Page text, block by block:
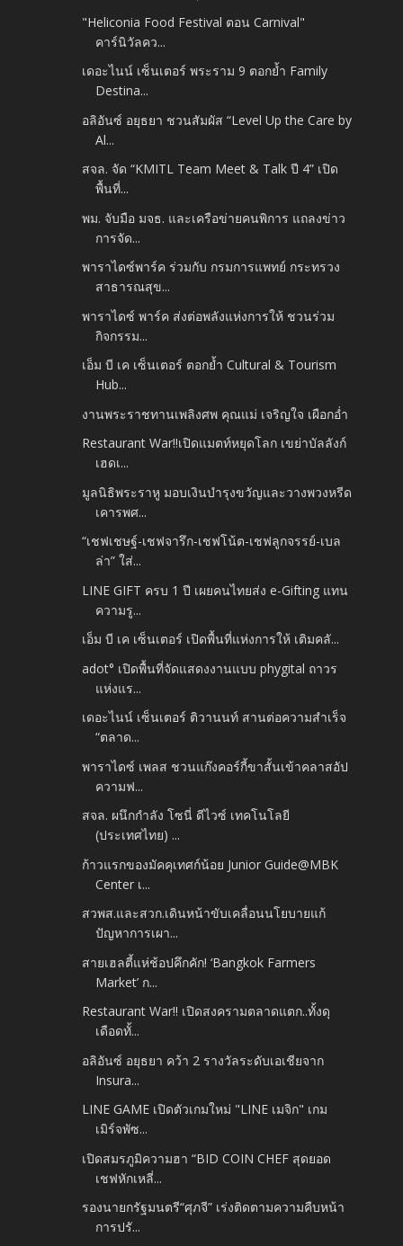
"Heliconia Food Festival ตอน Carnival"
คาร์นิวัลคว...
เดอะไนน์ เซ็นเตอร์ พระราม 9 ตอกย้ำ Family
Destina...
อลิอันซ์ อยุธยา ชวนสัมผัส “Level Up the Care by
Al...
สจล. จัด “KMITL Team Meet & Talk ปี 4” เปิด
พื้นที่...
พม. จับมือ มจธ. และเครือข่ายคนพิการ แถลงข่าว
การจัด...
พาราไดซ์พาร์ค ร่วมกับ กรมการแพทย์ กระทรวง
สาธารณสุข...
พาราไดซ์ พาร์ค ส่งต่อพลังแห่งการให้ ชวนร่วม
กิจกรรม...
เอ็ม บี เค เซ็นเตอร์ ตอกย้ำ Cultural & Tourism
Hub...
งานพระราชทานเพลิงศพ คุณแม่ เจริญใจ เผือกอ่ำ
Restaurant War!!เปิดแมตท์หยุดโลก เขย่าบัลลังก์
เฮดเ...
มูลนิธิพระราหู มอบเงินบำรุงขวัญและวางพวงหรีด
เคารพศ...
“เชฟเชษฐ์-เชฟจารึก-เชฟโน้ต-เชฟลูกจรรย์-เบล
ล่า” ใส่...
LINE GIFT ครบ 1 ปี เผยคนไทยส่ง e-Gifting แทน
ความรู...
เอ็ม บี เค เซ็นเตอร์ เปิดพื้นที่แห่งการให้ เติมคลั...
adot° เปิดพื้นที่จัดแสดงงานแบบ phygital ถาวร
แห่งแร...
เดอะไนน์ เซ็นเตอร์ ติวานนท์ สานต่อความสำเร็จ
“ตลาด...
พาราไดซ์ เพลส ชวนแก๊งคอร์กี้ขาสั้นเข้าคลาสอัป
ความฟ...
สจล. ผนึกกำลัง โซนี่ ดีไวซ์ เทคโนโลยี
(ประเทศไทย) ...
ก้าวแรกของมัคคุเทศก์น้อย Junior Guide@MBK
Center เ...
สวพส.และสวก.เดินหน้าขับเคลื่อนนโยบายแก้
ปัญหาการเผา...
สายเฮลตี้แห่ช้อปคึกคัก! ‘Bangkok Farmers
Market’ ก...
Restaurant War!! เปิดสงครามตลาดแตก..ทั้งดุ
เดือดทั้...
อลิอันซ์ อยุธยา คว้า 2 รางวัลระดับเอเชียจาก
Insura...
LINE GAME เปิดตัวเกมใหม่ "LINE เมจิก" เกม
เมิร์จพัซ...
เปิดสมรภูมิความฮา “BID COIN CHEF สุดยอด
เชฟหักเหลี่...
รองนายกรัฐมนตรี“ศุภจี” เร่งติดตามความคืบหน้า
การปรั...